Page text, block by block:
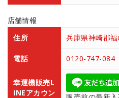
店舗情報
住所
兵庫県神崎郡
電話 0120-747-084
幸運機販売L
INEアカウン